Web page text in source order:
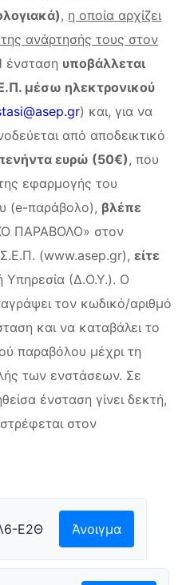
, η οποία αρχίζει
ανάρτησής τους στον
ένσταση υποβάλλεται
μέσω ηλεκτρονικού
) και, για να
από αποδεικτικό
ευρώ (50€), που
εφαρμογής του
(e-παράβολο), βλέπε
ΠΑΡΑΒΟΛΟ» στον
(www.asep.gr),είτε
Υπηρεσία (Δ.Ο.Υ.). Ο
τον κωδικό/αριθμό
και να καταβάλει το
παραβόλου μέχρι τη
των ενστάσεων. Σε
ένσταση γίνει δεκτή,
στον
Ε2Θ Άνοιγμα